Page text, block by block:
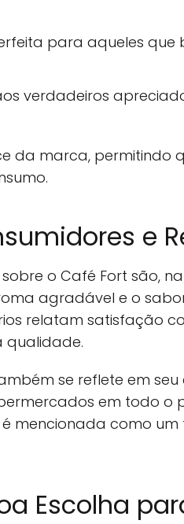
para aqueles que
verdadeiros
da marca, permitindo
e
o Café Fort são,
agradável e o
relatam satisfação
qualidade.
se reflete em
em todo o
mencionada como
Escolha